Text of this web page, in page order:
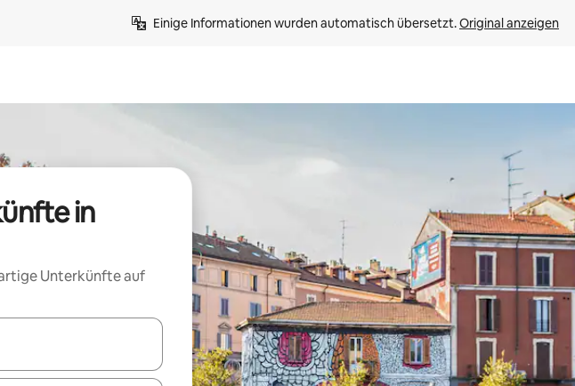
Einige Informationen wurden automatisch übersetzt. Original anzeigen
in
Unterkünfte auf
sind, navigiere mit den Pfeiltasten nach oben und unten oder erkunde die Ergebnisse durch